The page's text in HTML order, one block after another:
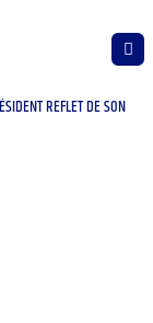
REFLET DE SON